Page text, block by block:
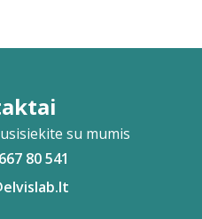
su mumis
80 541